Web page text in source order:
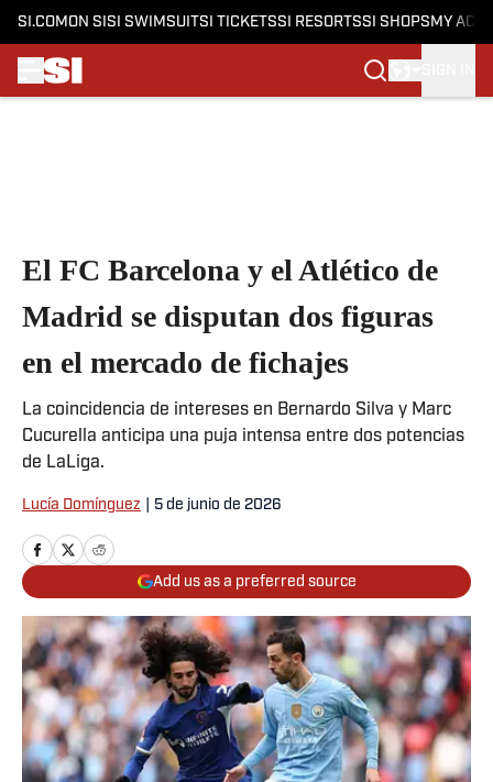
SI.COM ON SI SI SWIMSUITSI TICKETSSI RESORTSSI SHOPS MY
El FC Barcelona y el Atlético de
Madrid se disputan dos figuras
en el mercado de fichajes
La coincidencia de intereses en Bernardo Silva y Marc
Cucurella anticipa una puja intensa entre dos potencias
de LaLiga.
Lucía Domínguez 5 de junio de 2026
Add us as a preferred source